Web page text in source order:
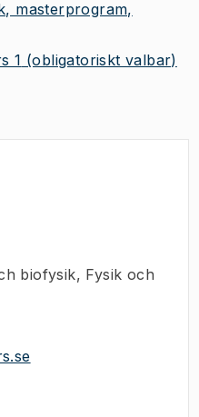
masterprogram,
1 (obligatoriskt valbar)
biofysik, Fysik och